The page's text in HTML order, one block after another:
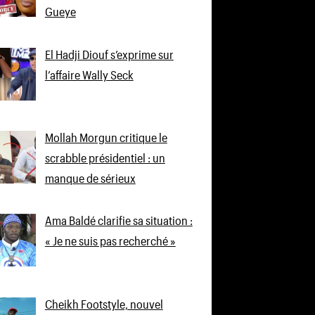
Gueye
El Hadji Diouf s’exprime sur
l’affaire Wally Seck
Mollah Morgun critique le
scrabble présidentiel : un
manque de sérieux
Ama Baldé clarifie sa situation :
« Je ne suis pas recherché »
Cheikh Footstyle, nouvel